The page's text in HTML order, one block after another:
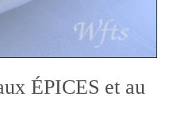
ÉPICES et au